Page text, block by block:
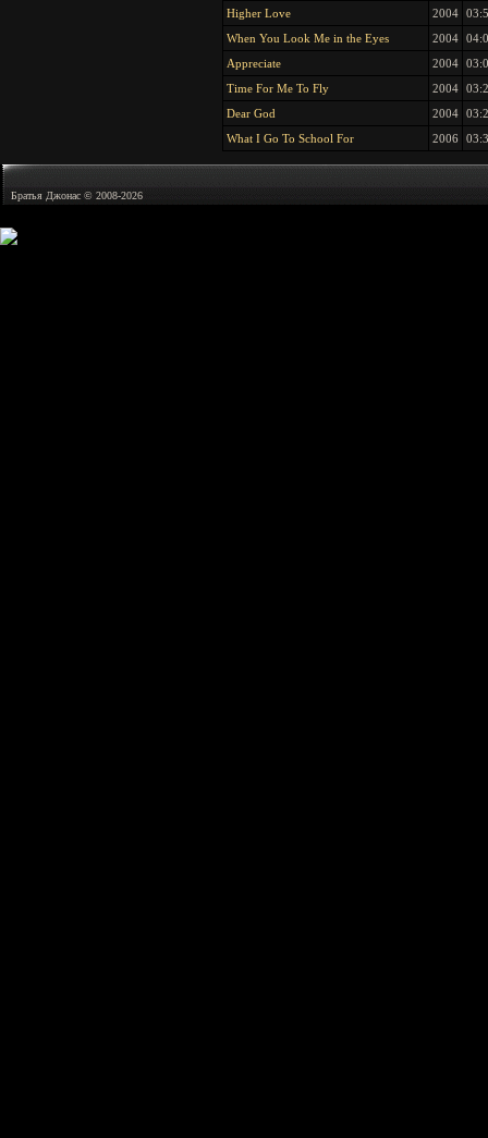
Higher Love
2004
When You Look Me in the Eyes
2004
Appreciate
2004
Time For Me To Fly
2004
Dear God
2004
What I Go To School For
2006
Братья Джонас © 2008-2026